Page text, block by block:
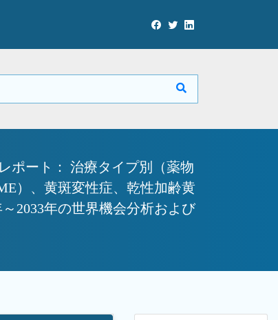
ポート： 治療タイプ別（薬物
）、黄斑変性症、乾性加齢黄
2033年の世界機会分析および